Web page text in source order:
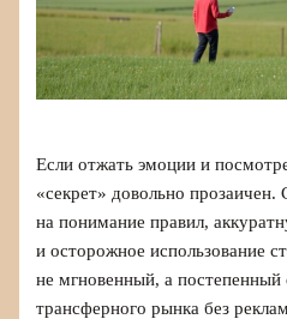
Если отжать эмоции и
«секрет» довольно прозаичен.
на понимание правил,
и осторожное использование
не мгновенный, а постепенный
трансферного рынка без